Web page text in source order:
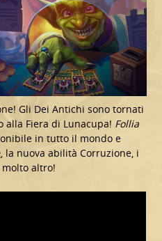
Gli Dei Antichi sono tornati
alla Fiera di Lunacupa! Follia
in tutto il mondo e
, la nuova abilità Corruzione, i
altro!